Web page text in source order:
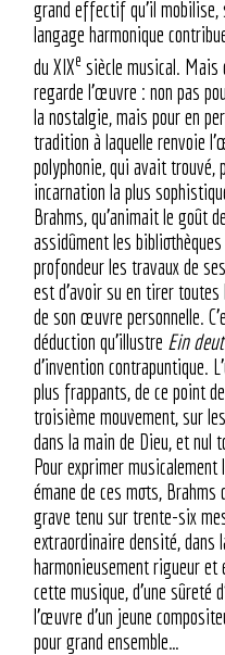
grand effectif qu’il mobilise,
langage harmonique
du XIXe siècle musical. Mais
regarde l’œuvre : non pas
la nostalgie, mais pour en
tradition à laquelle renvoie
polyphonie, qui avait trouvé,
incarnation la plus
Brahms, qu’animait le goût
assidûment les
profondeur les travaux de
est d’avoir su en tirer toutes
de son œuvre personnelle.
déduction qu’illustre Ein
d’invention contrapuntique.
plus frappants, de ce point
troisième mouvement, sur
dans la main de Dieu, et nul
Pour exprimer
émane de ces mots, Brahms
grave tenu sur trente-six
extraordinaire densité, dans
harmonieusement rigueur et
cette musique, d’une sûreté
l’œuvre d’un jeune
pour grand ensemble…